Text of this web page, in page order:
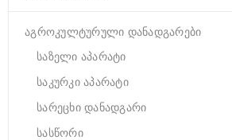
აგროკულტურული დანადგარები
საზელი აპარატი
საკურკი აპარატი
სარეცხი დანადგარი
სასწორი